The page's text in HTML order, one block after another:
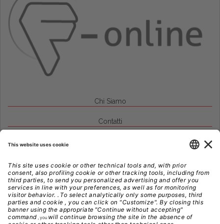
Chi Siamo
Contatti
Note Legali
Privacy
Gestione Cookie